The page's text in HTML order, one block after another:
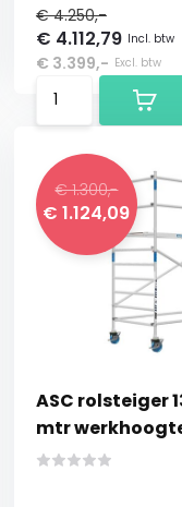
€ 4.250,-
€ 4.112,79 Incl. btw
€ 3.399,- Excl. btw
€ 1.300,-
€ 1.124,09
ASC rolsteiger
mtr